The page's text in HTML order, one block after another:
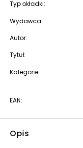
Typ okładki:
Wydawca:
Autor:
Tytuł:
Kategorie:
EAN:
Opis